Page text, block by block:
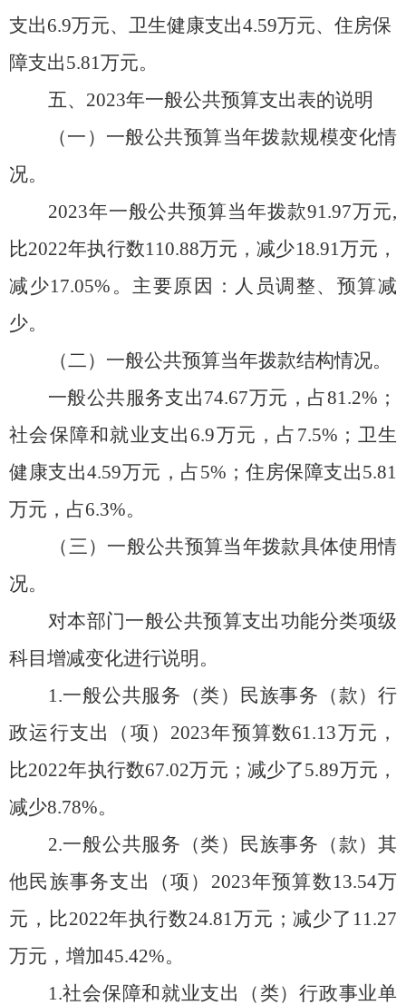
支出6.9万元、卫生健康支出4.59万元、住房保
障支出5.81万元。
五、 2023年一般公共预算支出表的说明
（一）一般公共预算当年拨款规模变化情
况。
2023年一般公共预算当年拨款91.97万元,
比2022年执行数110.88万元，减少18.91万元，
减少17.05%。 主要原因： 人员调整、预算减
少。
（二）一般公共预算当年拨款结构情况。
一般公共服务支出74.67万元，占81.2%；
社会保障和就业支出 6.9万元 ，占 7.5%； 卫生
健康支出4.59万元 ，占5%； 住房保障支出5.81
万元 ，占6.3%。
（三）一般公共预算当年拨款具体使用情
况。
对本部门一般公共预算支出功能分类项级
科目增减变化进行说明。
1.一般公共服务（类）民族事务（款）行
政运行支出 （项 ） 2023年预算数61.13万元，
比2022年执行数67.02万元 ；减少了5.89万元，
减少8.78%。
2.一般公共服务（类）民族事务（款）其
他民族事务支出（项） 2023年预算数13.54万
元，比2022年执行数24.81万元 ；减少了 11.27
万元，增加45.42%。
1.社会保障和就业支出（类）行政事业单